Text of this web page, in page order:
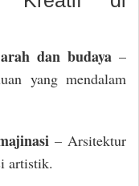
dan budaya –
yang mendalam
– Arsitektur
artistik.